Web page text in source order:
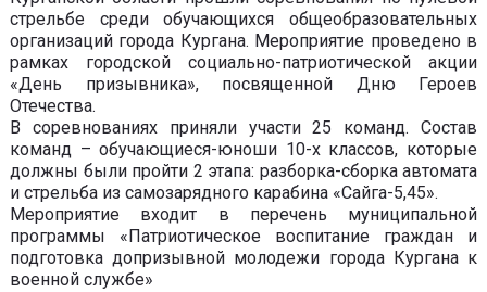
стрельбе среди обучающихся общеобразовательных
организаций города Кургана. Мероприятие проведено в
рамках городской социально-патриотической акции
«День призывника», посвященной Дню Героев
Отечества.
В соревнованиях приняли участи 25 команд. Состав
команд – обучающиеся-юноши 10-х классов, которые
должны были пройти 2 этапа: разборка-сборка автомата
и стрельба из самозарядного карабина «Сайга-5,45».
Мероприятие входит в перечень муниципальной
программы «Патриотическое воспитание граждан и
подготовка допризывной молодежи города Кургана к
военной службе»